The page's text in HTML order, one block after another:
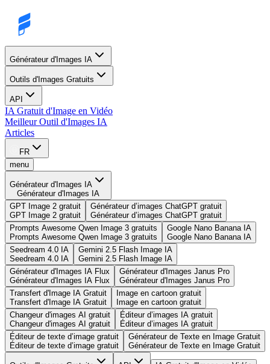
Générateur d'Images IA
Outils d'Images Gratuits
API
IA Gratuit d'Image en Vidéo
Meilleur Outil d'Images IA
Articles
FR
menu
Générateur d'Images IA
Générateur d'Images IA
GPT Image 2 gratuit
GPT Image 2 gratuit
Générateur d’images ChatGPT gratuit
Générateur d’images ChatGPT gratuit
Prompts Awesome Qwen Image 3 gratuits
Prompts Awesome Qwen Image 3 gratuits
Google Nano Banana IA
Google Nano Banana IA
Seedream 4.0 IA
Seedream 4.0 IA
Gemini 2.5 Flash Image IA
Gemini 2.5 Flash Image IA
Générateur d'Images IA Flux
Générateur d'Images IA Flux
Générateur d'Images Janus Pro
Générateur d'Images Janus Pro
Transfert d'Image IA Gratuit
Transfert d'Image IA Gratuit
Image en cartoon gratuit
Image en cartoon gratuit
Changeur d'images AI gratuit
Changeur d'images AI gratuit
Éditeur d’images IA gratuit
Éditeur d’images IA gratuit
Éditeur de texte d’image gratuit
Éditeur de texte d’image gratuit
Générateur de Texte en Image Gratuit
Générateur de Texte en Image Gratuit